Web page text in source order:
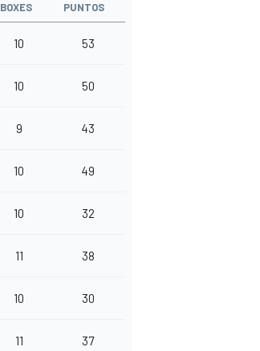
BOXES PUNTOS
10 53
10 50
9 43
10 49
10 32
11 38
10 30
11 37